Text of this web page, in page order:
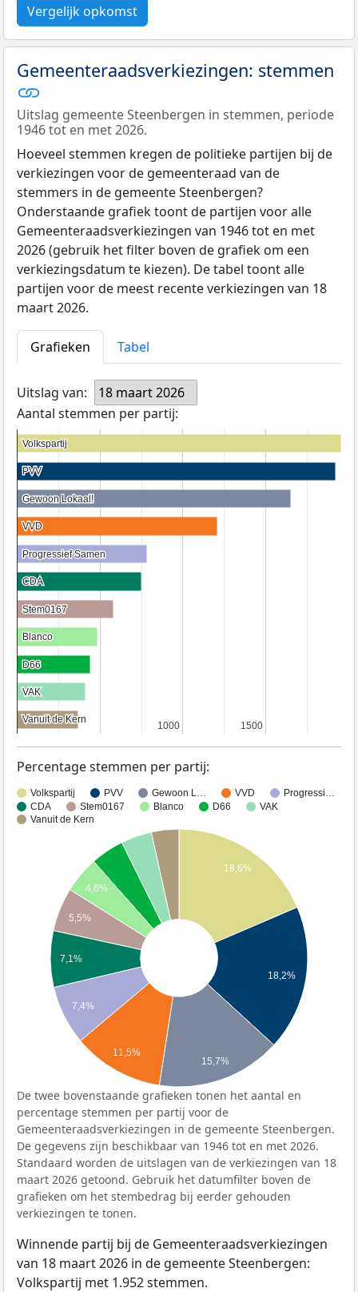
Vergelijk opkomst
Gemeenteraadsverkiezingen: stemmen
Uitslag gemeente Steenbergen in stemmen, periode
1946 tot en met 2026.
Hoeveel stemmen kregen de politieke partijen bij de
verkiezingen voor de gemeenteraad van de
stemmers in de gemeente Steenbergen?
Onderstaande grafiek toont de partijen voor alle
Gemeenteraadsverkiezingen van 1946 tot en met
2026 (gebruik het filter boven de grafiek om een
verkiezingsdatum te kiezen). De tabel toont alle
partijen voor de meest recente verkiezingen van 18
maart 2026.
Grafieken Tabel
Uitslag van:
18 maart 2026
Aantal stemmen per partij:
1000
1000 1500
1500
Volkspartij
Volkspartij
PVV
PVV
Gewoon Lokaal!
Gewoon Lokaal!
VVD
VVD
Progressief Samen
Progressief Samen
CDA
CDA
Stem0167
Stem0167
Blanco
Blanco
D66
D66
VAK
VAK
Vanuit de Kern
Vanuit de Kern
Percentage stemmen per partij:
Volkspartij PVV Gewoon L… VVD
Progressi…
CDA
Stem0167 Blanco D66
VAK
Vanuit de Kern
18,6%
18,2%
4,6%
5,5%
7,1%
7,4%
11,5%
15,7%
De twee bovenstaande grafieken tonen het aantal en
percentage stemmen per partij voor de
Gemeenteraadsverkiezingen in de gemeente Steenbergen.
De gegevens zijn beschikbaar van 1946 tot en met 2026.
Standaard worden de uitslagen van de verkiezingen van 18
maart 2026 getoond. Gebruik het datumfilter boven de
grafieken om het stembedrag bij eerder gehouden
verkiezingen te tonen.
Winnende partij bij de Gemeenteraadsverkiezingen
van 18 maart 2026 in de gemeente Steenbergen:
Volkspartij met 1.952 stemmen.